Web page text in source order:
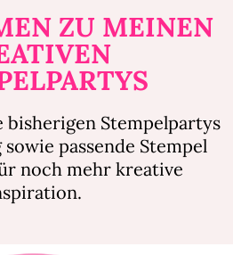
ZU MEINEN
bisherigen Stempelpartys
passende Stempel
noch mehr kreative